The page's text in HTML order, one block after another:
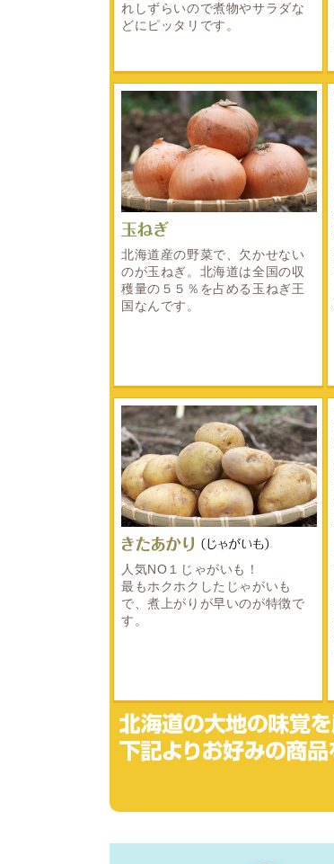
れしずらいので煮物やサラダな
どにピッタリです。
北海道産の野菜で、欠かせない
のが玉ねぎ。北海道は全国の収
穫量の５５％を占める玉ねぎ王
国なんです。
人気NO１じゃがいも！
最もホクホクしたじゃがいも
で、煮上がりが早いのが特徴で
す。